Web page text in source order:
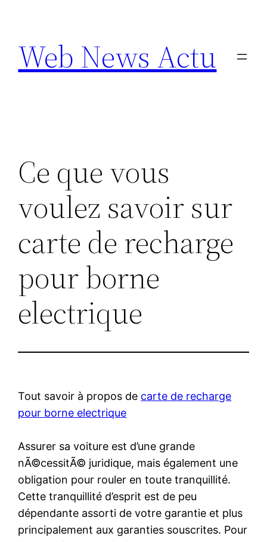
contenu
Web News Actu
Ce que vous
voulez savoir sur
carte de recharge
pour borne
electrique
Tout savoir à propos de carte de recharge
pour borne electrique
Assurer sa voiture est d’une grande
nÃ©cessitÃ© juridique, mais également une
obligation pour rouler en toute tranquillité.
Cette tranquillité d’esprit est de peu
dépendante assorti de votre garantie et plus
principalement aux garanties souscrites. Pour